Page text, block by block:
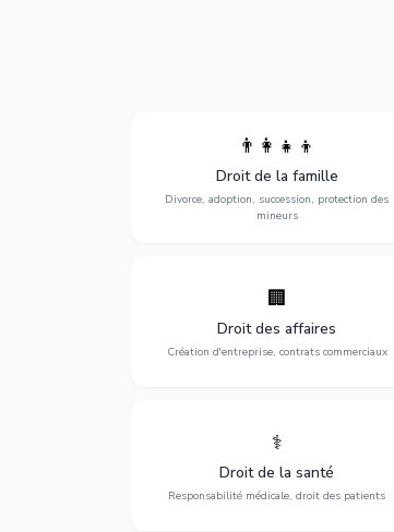
👨‍👩‍👧‍👦
Droit de la famille
Divorce, adoption, succession, protection des
mineurs
succession et protection des personnes
vulnérables.
🏢
Droit des affaires
Création d'entreprise, contrats commerciaux
Accompagnement complet pour votre
entreprise : création, contrats
commerciaux, concurrence et litiges.
⚕️
Droit de la santé
Responsabilité médicale, droit des patients
Défense de vos droits médicaux : erreurs
médicales, responsabilité des praticiens
et indemnisation.